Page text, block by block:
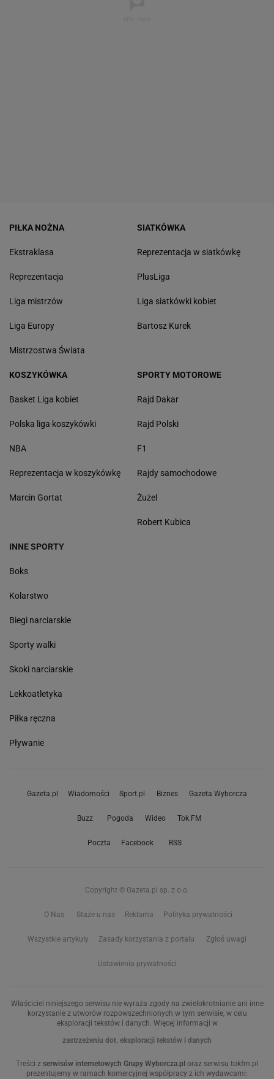
PIŁKA NOŻNA
Ekstraklasa
Reprezentacja
Liga mistrzów
Liga Europy
Mistrzostwa Świata
SIATKÓWKA
Reprezentacja w siatkówkę
PlusLiga
Liga siatkówki kobiet
Bartosz Kurek
KOSZYKÓWKA
Basket Liga kobiet
Polska liga koszykówki
NBA
Reprezentacja w koszykówkę
Marcin Gortat
SPORTY MOTOROWE
Rajd Dakar
Rajd Polski
F1
Rajdy samochodowe
Żużel
Robert Kubica
INNE SPORTY
Boks
Kolarstwo
Biegi narciarskie
Sporty walki
Skoki narciarskie
Lekkoatletyka
Piłka ręczna
Pływanie
Gazeta.pl Wiadomości Sport.pl Biznes Gazeta Wyborcza
Buzz Pogoda Wideo Tok.FM
Poczta Facebook RSS
Copyright © Gazeta.pl sp. z o.o.
O Nas Staże u nas Reklama Polityka prywatności
Wszystkie artykuły Zasady korzystania z portalu Zgłoś uwagi
Ustawienia prywatności
Właściciel niniejszego serwisu nie wyraża zgody na zwielokrotnianie ani inne
korzystanie z utworów rozpowszechnionych w tym serwisie, w celu
eksploracji tekstów i danych. Więcej informacji w
zastrzeżeniu dot. eksploracji tekstów i danych
Treści z serwisów internetowych Grupy Wyborcza.pl oraz serwisu tokfm.pl
prezentujemy w ramach komercyjnej współpracy z ich wydawcami: